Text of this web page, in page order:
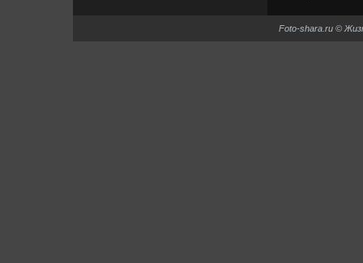
Foto-shara.ru ©